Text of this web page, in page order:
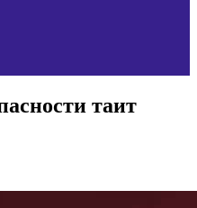
таит